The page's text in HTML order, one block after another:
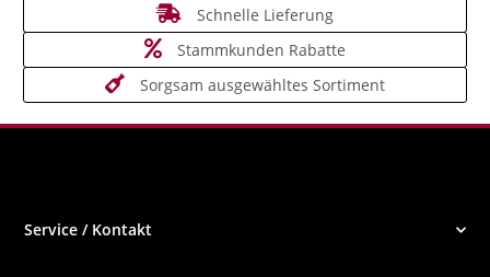
Schnelle Lieferung
Stammkunden Rabatte
Sorgsam ausgewähltes Sortiment
Service / Kontakt